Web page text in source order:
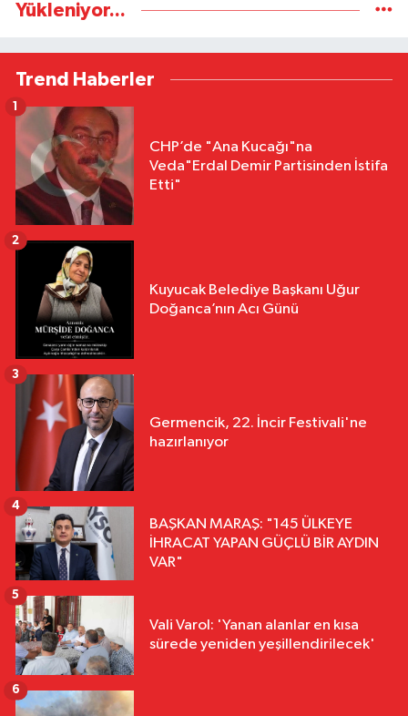
Yükleniyor...
Trend Haberler
CHP’de "Ana Kucağı"na
Veda"Erdal Demir Partisinden İstifa
Etti"
1
Kuyucak Belediye Başkanı Uğur
Doğanca’nın Acı Günü
2
Germencik, 22. İncir Festivali'ne
hazırlanıyor
3
BAŞKAN MARAŞ: "145 ÜLKEYE
İHRACAT YAPAN GÜÇLÜ BİR AYDIN
VAR"
4
Vali Varol: 'Yanan alanlar en kısa
sürede yeniden yeşillendirilecek'
5
6